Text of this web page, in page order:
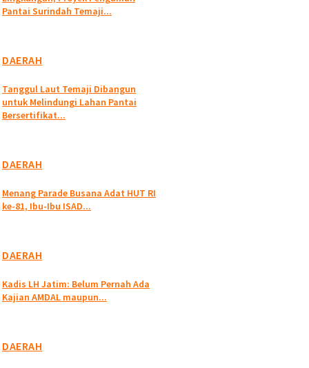
Pantai Surindah Temaji...
DAERAH
Tanggul Laut Temaji Dibangun
untuk Melindungi Lahan Pantai
Bersertifikat...
DAERAH
Menang Parade Busana Adat HUT RI
ke-81, Ibu-Ibu ISAD...
DAERAH
Kadis LH Jatim: Belum Pernah Ada
Kajian AMDAL maupun...
DAERAH